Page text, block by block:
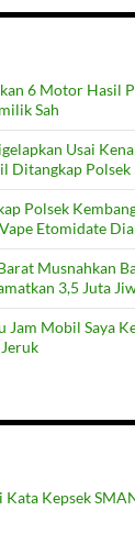
6 Motor Hasil
Sah
Usai
Ditangkap Polsek
Polsek
Etomidate
Musnahkan
3,5 Juta
Jam Mobil Saya
Kata Kepsek